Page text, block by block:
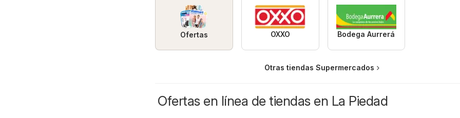
Ofertas OXXO Bodega Aurrerá
Otras tiendas Supermercados
Ofertas en línea de tiendas en La Piedad